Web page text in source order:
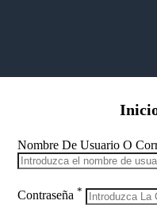
Nombre De Usuario O
Contraseña *